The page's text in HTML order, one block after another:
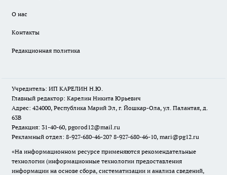
О нас
Контакты
Редакционная политика
Учредитель: ИП КАРЕЛИН Н.Ю.
Главный редактор: Карелин Никита Юрьевич
Адрес: 424000, Республика Марий Эл, г. Йошкар-Ола, ул. Палантая, д.
63В
Редакция: 31-40-60, pgorod12@mail.ru
Рекламный отдел: 8-927-680-46-20? 8-927-680-46-10, mari@pg12.ru
«На информационном ресурсе применяются рекомендательные
технологии (информационные технологии предоставления
информации на основе сбора, систематизации и анализа сведений,